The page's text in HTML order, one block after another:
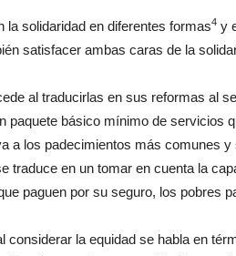
la solidaridad en diferentes formas4 y
satisfacer ambas caras de la
al traducirlas en sus reformas al
paquete básico mínimo de servicios
a los padecimientos más comunes
traduce en un tomar en cuenta la
paguen por su seguro, los pobres
considerar la equidad se habla en